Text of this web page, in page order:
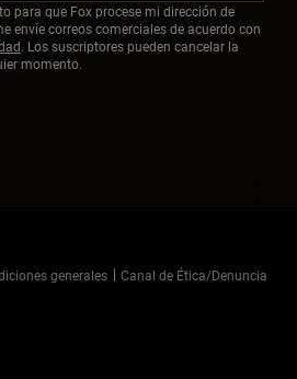
para que Fox procese mi dirección de
envíe correos comerciales de acuerdo con
. Los suscriptores pueden cancelar la
momento.
generales
Canal de Ética/Denuncia